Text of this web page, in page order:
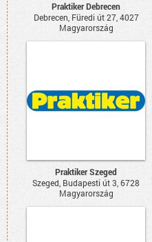
Praktiker Debrecen
Debrecen, Füredi út 27, 4027
Magyarország
Praktiker Szeged
Szeged, Budapesti út 3, 6728
Magyarország